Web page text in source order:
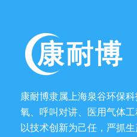
康耐博隶属上海泉谷环保
氧、呼叫对讲、医用气体
以技术创新为己任，严抓